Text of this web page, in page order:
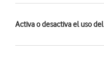
Activa o desactiva el uso